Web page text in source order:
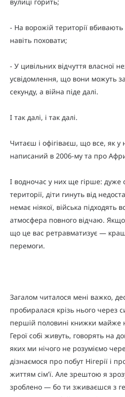
- На ворожій території
навіть поховати;
- У цивільних відчуття власної
усвідомлення, що вони можуть
секунду, а війна піде далі.
І так далі, і так далі.
Читаєш і офігіваєш, що все, як у
написаний в 2006-му та про
І водночас у них ще гірше: дуже
території, діти гинуть від
немає ніякої, війська
атмосфера повного відчаю. Якщо
що це вас ретравматизує —
перемоги.
Загалом читалося мені важко,
пробиралася крізь нього
першій половині книжки майже
Герої собі живуть, говорять на
яких ми нічого не розуміємо
дізнаємося про побут Нігерії і
життям сім'ї. Але зрештою я
зроблено — бо ти зживаєшся з